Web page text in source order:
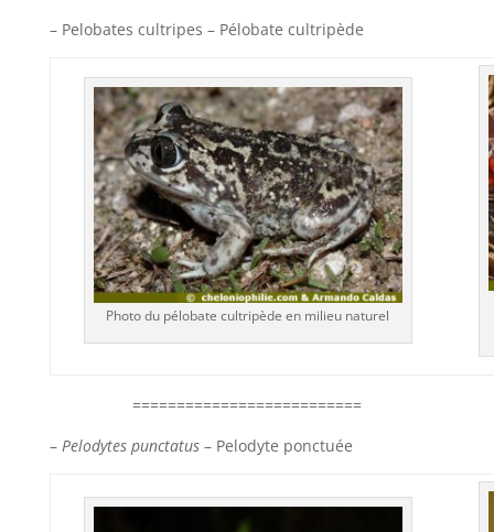
– Pelobates cultripes – Pélobate cultripède
Photo du pélobate cultripède en milieu naturel
==========================
– Pelodytes punctatus– Pelodyte ponctuée